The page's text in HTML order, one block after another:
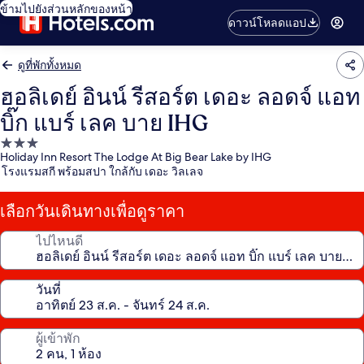
ข้ามไปยังส่วนหลักของหน้า
ดาวน์โหลดแอป
ดูที่พักทั้งหมด
ฮอลิเดย์ อินน์ รีสอร์ต เดอะ ลอดจ์ แอท
บิ๊ก แบร์ เลค บาย IHG
ที่พัก
3.0
Holiday Inn Resort The Lodge At Big Bear Lake by IHG
โรงแรมสกี พร้อมสปา ใกล้กับ เดอะ วิลเลจ
เลือกวันเดินทางเพื่อดูราคา
ไปไหนดี
วันที่
ผู้เข้าพัก